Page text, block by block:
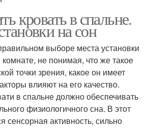
кровать в спальне.
на сон
выборе места установки
не понимая, что же такое
точки зрения, какое он имеет
влияют на его качество.
в спальне должно обеспечивать
физиологичного сна. В этот
сенсорная активность, сильно